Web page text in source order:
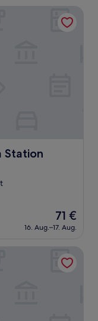
Station
Der
Preis
beträgt
71 €
16. Aug.–17. Aug.